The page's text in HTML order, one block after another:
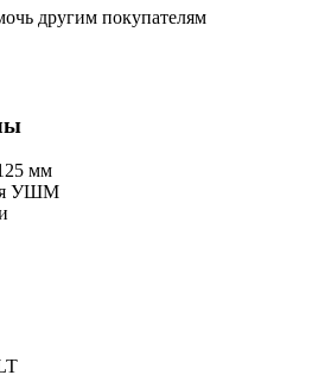
другим покупателям
мм
УШМ